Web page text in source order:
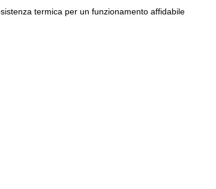
termica per un funzionamento affidabile